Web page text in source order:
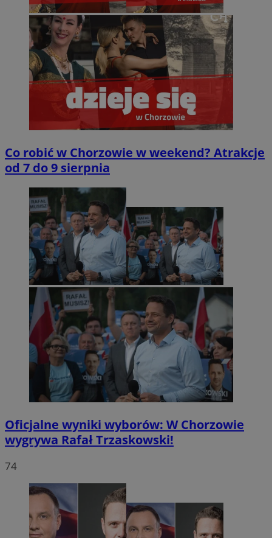
Co robić w Chorzowie w weekend? Atrakcje
od 7 do 9 sierpnia
Oficjalne wyniki wyborów: W Chorzowie
wygrywa Rafał Trzaskowski!
74